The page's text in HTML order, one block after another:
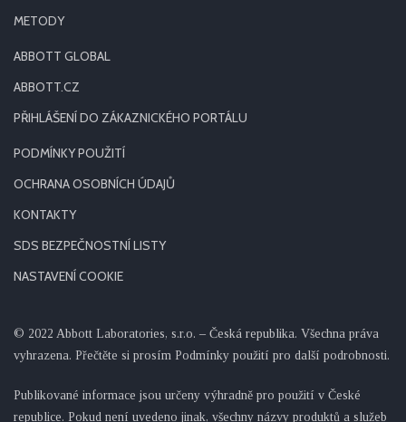
METODY
ABBOTT GLOBAL
ABBOTT.CZ
PŘIHLÁŠENÍ DO ZÁKAZNICKÉHO PORTÁLU
PODMÍNKY POUŽITÍ
OCHRANA OSOBNÍCH ÚDAJŮ
KONTAKTY
SDS BEZPEČNOSTNÍ LISTY
NASTAVENÍ COOKIE
© 2022 Abbott Laboratories, s.r.o. – Česká republika. Všechna práva
vyhrazena. Přečtěte si prosím Podmínky použití pro další podrobnosti.
Publikované informace jsou určeny výhradně pro použití v České
republice. Pokud není uvedeno jinak, všechny názvy produktů a služeb